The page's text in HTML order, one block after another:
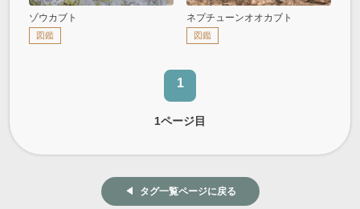
ゾウカブト
図鑑
ネプチューンオオカブト
図鑑
1
1ページ目
タグ一覧ページに戻る